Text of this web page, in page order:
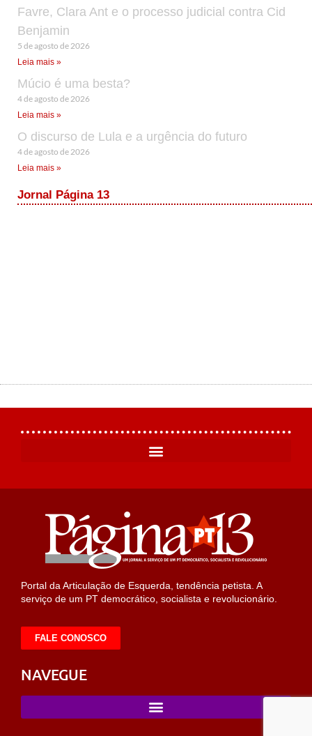
Favre, Clara Ant e o processo judicial contra Cid
Benjamin
5 de agosto de 2026
Leia mais »
Múcio é uma besta?
4 de agosto de 2026
Leia mais »
O discurso de Lula e a urgência do futuro
4 de agosto de 2026
Leia mais »
Jornal Página 13
Portal da Articulação de Esquerda, tendência petista. A
serviço de um PT democrático, socialista e revolucionário.
FALE CONOSCO
NAVEGUE